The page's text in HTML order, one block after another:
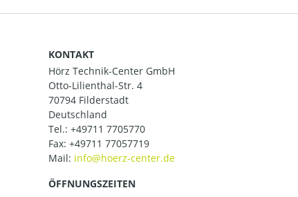
KONTAKT
Hörz Technik-Center GmbH
Otto-Lilienthal-Str. 4
70794 Filderstadt
Deutschland
Tel.: +49711 7705770
Fax: +49711 77057719
Mail:
ÖFFNUNGSZEITEN